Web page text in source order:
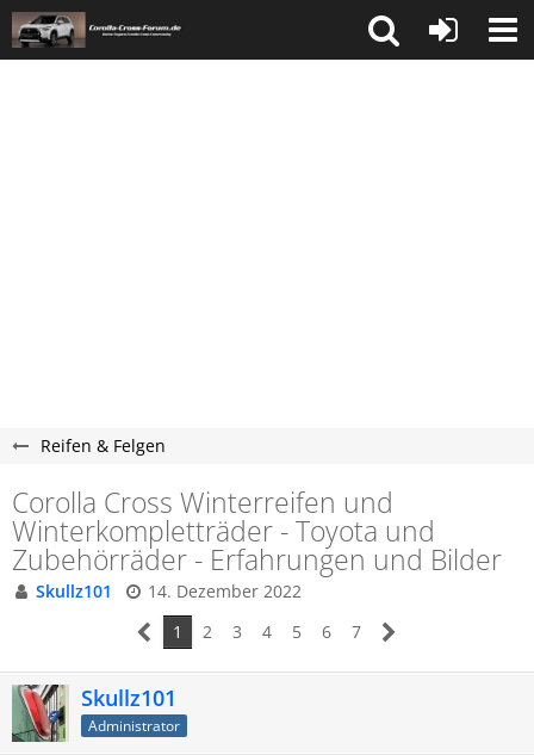
Reifen & Felgen
Corolla Cross Winterreifen und
Winterkompletträder - Toyota und
Zubehörräder - Erfahrungen und Bilder
Skullz101
14. Dezember 2022
1
2 3 4 5 6 7
Skullz101
Administrator